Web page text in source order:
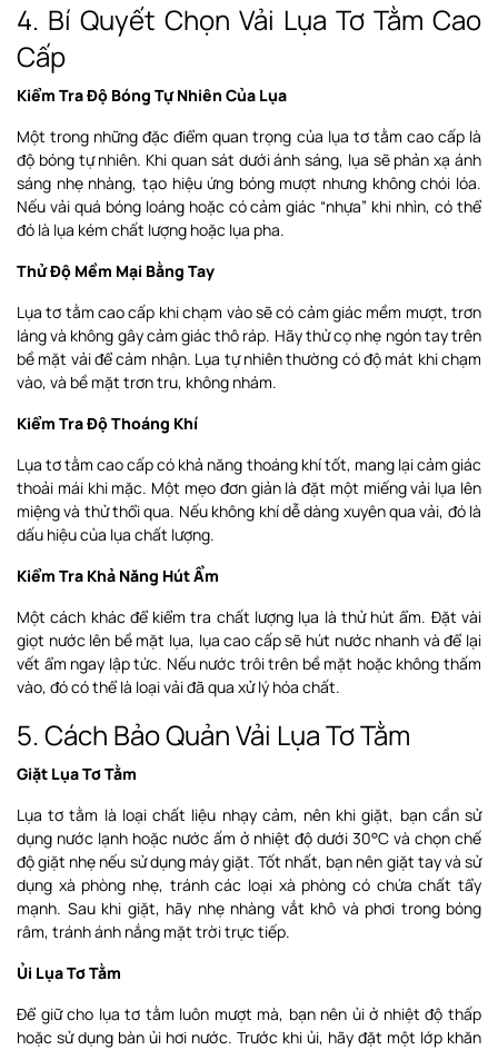
4. Bí Quyết Chọn Vải Lụa Tơ Tằm Cao
Cấp
Kiểm Tra Độ Bóng Tự Nhiên Của Lụa
Một trong những đặc điểm quan trọng của lụa tơ tằm cao cấp là
độ bóng tự nhiên. Khi quan sát dưới ánh sáng, lụa sẽ phản xạ ánh
sáng nhẹ nhàng, tạo hiệu ứng bóng mượt nhưng không chói lóa.
Nếu vải quá bóng loáng hoặc có cảm giác “nhựa” khi nhìn, có thể
đó là lụa kém chất lượng hoặc lụa pha.
Thử Độ Mềm Mại Bằng Tay
Lụa tơ tằm cao cấp khi chạm vào sẽ có cảm giác mềm mượt, trơn
láng và không gây cảm giác thô ráp. Hãy thử cọ nhẹ ngón tay trên
bề mặt vải để cảm nhận. Lụa tự nhiên thường có độ mát khi chạm
vào, và bề mặt trơn tru, không nhám.
Kiểm Tra Độ Thoáng Khí
Lụa tơ tằm cao cấp có khả năng thoáng khí tốt, mang lại cảm giác
thoải mái khi mặc. Một mẹo đơn giản là đặt một miếng vải lụa lên
miệng và thử thổi qua. Nếu không khí dễ dàng xuyên qua vải, đó là
dấu hiệu của lụa chất lượng.
Kiểm Tra Khả Năng Hút Ẩm
Một cách khác để kiểm tra chất lượng lụa là thử hút ẩm. Đặt vài
giọt nước lên bề mặt lụa, lụa cao cấp sẽ hút nước nhanh và để lại
vết ẩm ngay lập tức. Nếu nước trôi trên bề mặt hoặc không thấm
vào, đó có thể là loại vải đã qua xử lý hóa chất.
5. Cách Bảo Quản Vải Lụa Tơ Tằm
Giặt Lụa Tơ Tằm
Lụa tơ tằm là loại chất liệu nhạy cảm, nên khi giặt, bạn cần sử
dụng nước lạnh hoặc nước ấm ở nhiệt độ dưới 30°C và chọn chế
độ giặt nhẹ nếu sử dụng máy giặt. Tốt nhất, bạn nên giặt tay và sử
dụng xà phòng nhẹ, tránh các loại xà phòng có chứa chất tẩy
mạnh. Sau khi giặt, hãy nhẹ nhàng vắt khô và phơi trong bóng
râm, tránh ánh nắng mặt trời trực tiếp.
Ủi Lụa Tơ Tằm
Để giữ cho lụa tơ tằm luôn mượt mà, bạn nên ủi ở nhiệt độ thấp
hoặc sử dụng bàn ủi hơi nước. Trước khi ủi, hãy đặt một lớp khăn